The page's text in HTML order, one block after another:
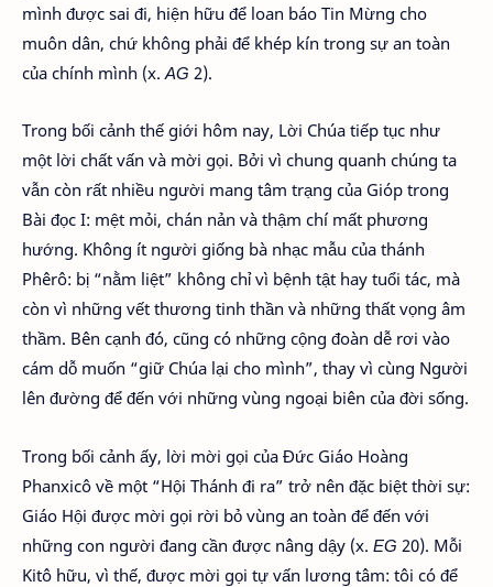
mình được sai đi, hiện hữu để loan báo Tin Mừng cho
muôn dân, chứ không phải để khép kín trong sự an toàn
của chính mình (x. AG 2).
Trong bối cảnh thế giới hôm nay, Lời Chúa tiếp tục như
một lời chất vấn và mời gọi. Bởi vì chung quanh chúng ta
vẫn còn rất nhiều người mang tâm trạng của Gióp trong
Bài đọc I: mệt mỏi, chán nản và thậm chí mất phương
hướng. Không ít người giống bà nhạc mẫu của thánh
Phêrô: bị “nằm liệt” không chỉ vì bệnh tật hay tuổi tác, mà
còn vì những vết thương tinh thần và những thất vọng âm
thầm. Bên cạnh đó, cũng có những cộng đoàn dễ rơi vào
cám dỗ muốn “giữ Chúa lại cho mình”, thay vì cùng Người
lên đường để đến với những vùng ngoại biên của đời sống.
Trong bối cảnh ấy, lời mời gọi của Đức Giáo Hoàng
Phanxicô về một “Hội Thánh đi ra” trở nên đặc biệt thời sự:
Giáo Hội được mời gọi rời bỏ vùng an toàn để đến với
những con người đang cần được nâng dậy (x. EG 20). Mỗi
Kitô hữu, vì thế, được mời gọi tự vấn lương tâm: tôi có để